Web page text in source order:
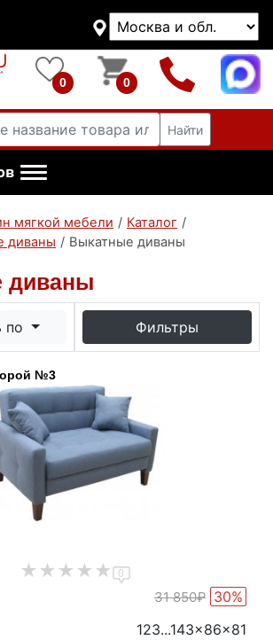
0 0
Найти
мягкой мебели / Каталог /
диваны / Выкатные диваны
диваны
по Фильтры
№3
0
31 850₽ 30%
123...143x86x81